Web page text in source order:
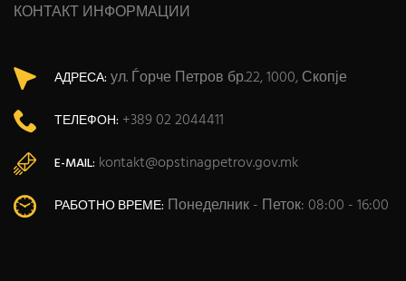
КОНТАКТ ИНФОРМАЦИИ
АДРЕСА: ул. Ѓорче Петров бр.22, 1000, Скопје
ТЕЛЕФОН: +389 02 2044411
E-MAIL: kontakt@opstinagpetrov.gov.mk
РАБОТНО ВРЕМЕ: Понеделник - Петок: 08:00 - 16:00